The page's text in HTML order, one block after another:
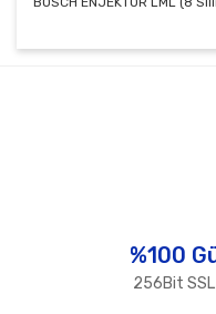
Ürün fiyatı diğer
%100
256Bit